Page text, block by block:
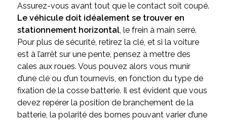
Assurez-vous avant tout que le contact soit coupé.
Le véhicule doit idéalement se trouver en
stationnement horizontal, le frein à main serré.
Pour plus de sécurité, retirez la clé, et si la voiture
est à l’arrêt sur une pente, pensez à mettre des
cales aux roues. Vous pouvez alors vous munir
d’une clé ou d’un tournevis, en fonction du type de
fixation de la cosse batterie. Il est évident que vous
devez repérer la position de branchement de la
batterie, la polarité des bornes pouvant varier d’une